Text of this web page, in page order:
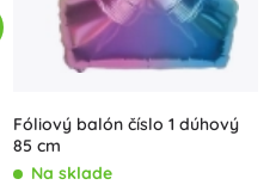
Fóliový balón číslo 1 dúhový
85 cm
Na sklade